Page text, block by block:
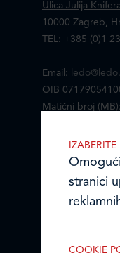
Ulica Julija
10000 Zagreb,
TEL: +385 (0)1
Email:
OIB
Matični broj
Ledo Hrvatska
Prodajni centri
Ledo u
COOKIE
stranici